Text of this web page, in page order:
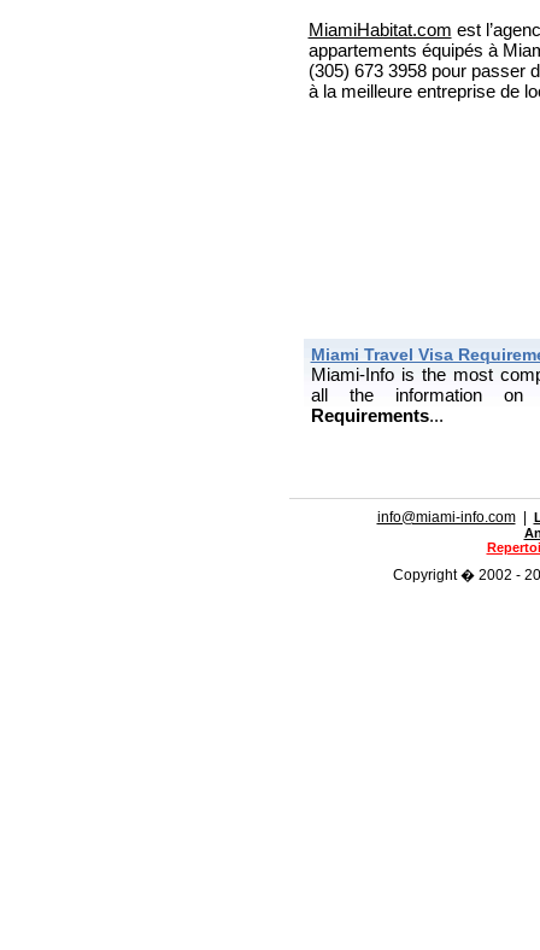
MiamiHabitat.com est
appartements équipés à
(305) 673 3958 pour passer
à la meilleure entreprise de
Miami Travel Visa
Miami-Info is the most
all the information
Requirements...
info@miami-info.com|
Copyright � 2002 -